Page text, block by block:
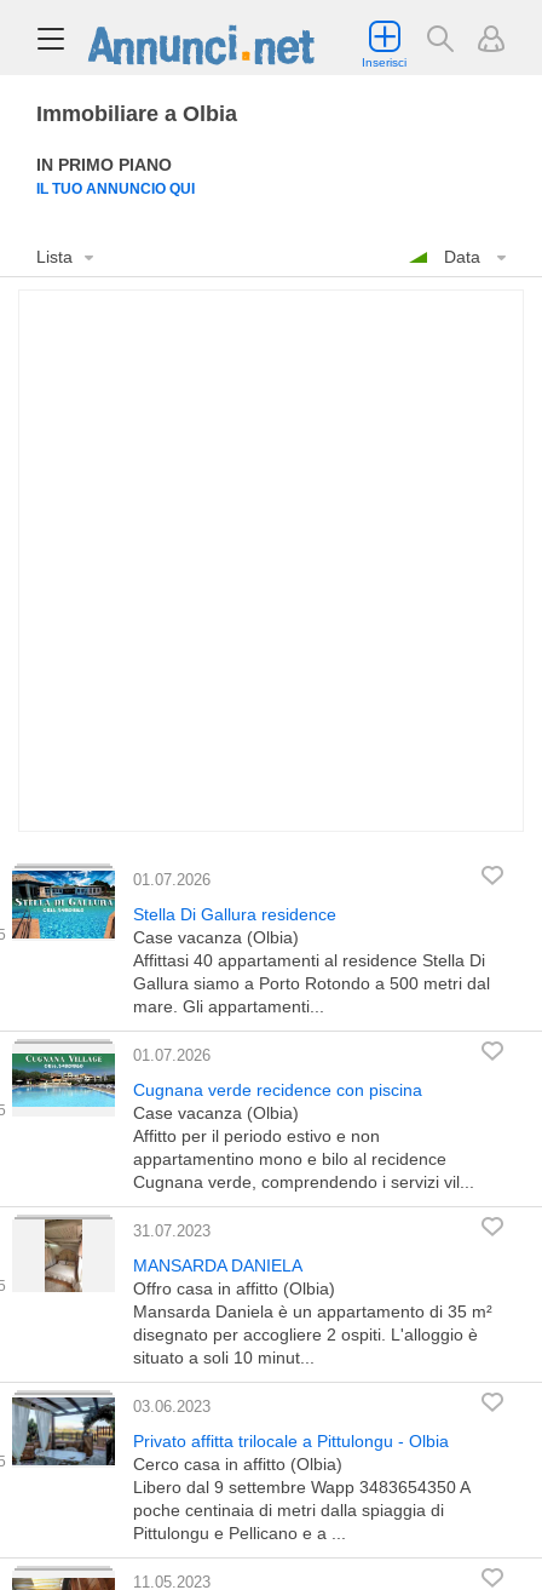
Inserisci
Immobiliare a Olbia
IN PRIMO PIANO
IL TUO ANNUNCIO QUI
Lista Data
01.07.2026
Stella Di Gallura residence
Case vacanza (Olbia)
Affittasi 40 appartamenti al residence Stella Di
Gallura siamo a Porto Rotondo a 500 metri dal
mare. Gli appartamenti...
01.07.2026
Cugnana verde recidence con piscina
Case vacanza (Olbia)
Affitto per il periodo estivo e non
appartamentino mono e bilo al recidence
Cugnana verde, comprendendo i servizi vil...
31.07.2023
MANSARDA DANIELA
Offro casa in affitto (Olbia)
Mansarda Daniela è un appartamento di 35 m²
disegnato per accogliere 2 ospiti. L'alloggio è
situato a soli 10 minut...
03.06.2023
Privato affitta trilocale a Pittulongu - Olbia
Cerco casa in affitto (Olbia)
Libero dal 9 settembre Wapp 3483654350 A
poche centinaia di metri dalla spiaggia di
Pittulongu e Pellicano e a ...
11.05.2023